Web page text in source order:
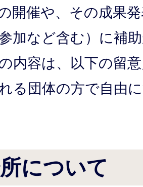
開催や、その成果
加など含む）に補
内容は、以下の留
る団体の方で自由
について